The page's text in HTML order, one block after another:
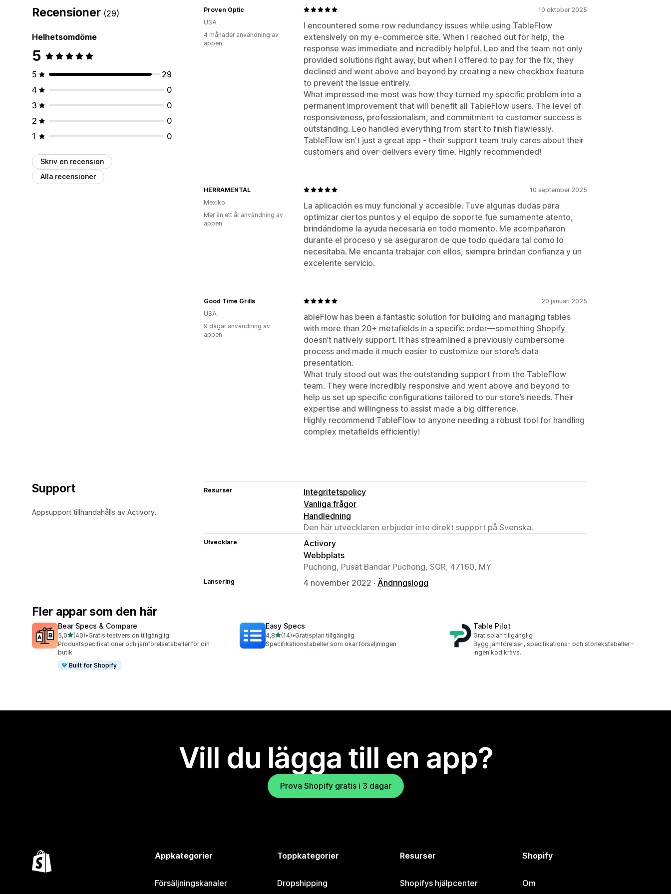
Recensioner (29)
Helhetsomdöme
5
5
29
4
0
3
0
2
0
1
0
Skriv en recension
Alla recensioner
10 oktober 2025
I encountered some row redundancy issues while using TableFlow
extensively on my e-commerce site. When I reached out for help, the
response was immediate and incredibly helpful. Leo and the team not only
provided solutions right away, but when I offered to pay for the fix, they
declined and went above and beyond by creating a new checkbox feature
to prevent the issue entirely.
What impressed me most was how they turned my specific problem into a
permanent improvement that will benefit all TableFlow users. The level of
responsiveness, professionalism, and commitment to customer success is
outstanding. Leo handled everything from start to finish flawlessly.
TableFlow isn't just a great app - their support team truly cares about their
customers and over-delivers every time. Highly recommended!
Proven Optic
USA
4 månader användning av
appen
10 september 2025
La aplicación es muy funcional y accesible. Tuve algunas dudas para
optimizar ciertos puntos y el equipo de soporte fue sumamente atento,
brindándome la ayuda necesaria en todo momento. Me acompañaron
durante el proceso y se aseguraron de que todo quedara tal como lo
necesitaba. Me encanta trabajar con ellos, siempre brindan confianza y un
excelente servicio.
HERRAMENTAL
Mexiko
Mer än ett år användning av
appen
20 januari 2025
ableFlow has been a fantastic solution for building and managing tables
with more than 20+ metafields in a specific order—something Shopify
doesn’t natively support. It has streamlined a previously cumbersome
process and made it much easier to customize our store’s data
presentation.
What truly stood out was the outstanding support from the TableFlow
team. They were incredibly responsive and went above and beyond to
help us set up specific configurations tailored to our store’s needs. Their
expertise and willingness to assist made a big difference.
Highly recommend TableFlow to anyone needing a robust tool for handling
complex metafields efficiently!
Good Time Grills
USA
9 dagar användning av
appen
Support
Appsupport tillhandahålls av Activory.
Resurser
Integritetspolicy
Vanliga frågor
Handledning
Den här utvecklaren erbjuder inte direkt support på Svenska.
Utvecklare
Activory
Webbplats
Puchong, Pusat Bandar Puchong, SGR, 47160, MY
Lansering 4 november 2022 · Ändringslogg
Fler appar som den här
Bear Specs & Compare
5,0av 5 stjärnor
(40)
40 recensioner totalt
•Gratis testversion tillgänglig
Produktspecifikationer och jämförelsetabeller för din
butik
Built for Shopify
Easy Specs
4,8av 5 stjärnor
(14)
14 recensioner totalt
•Gratisplan tillgänglig
Specifikationstabeller som ökar försäljningen
Table Pilot
Gratisplan tillgänglig
Bygg jämförelse-, specifikations- och storlekstabeller –
ingen kod krävs.
Vill du lägga till en app?
Prova Shopify gratis i 3 dagar
Appkategorier
Försäljningskanaler
Toppkategorier
Dropshipping
Resurser
Shopifys hjälpcenter
Shopify
Om